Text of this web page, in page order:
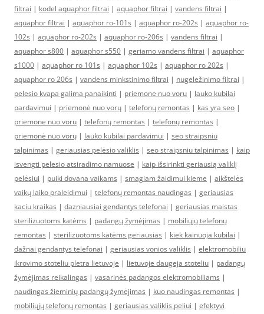
filtrai | kodel aquaphor filtrai | aquaphor filtrai | vandens filtrai |
aquaphor filtrai | aquaphor ro-101s | aquaphor ro-202s | aquaphor ro-
102s | aquaphor ro-202s | aquaphor ro-206s | vandens filtrai |
aquaphor s800 | aquaphor s550 | geriamo vandens filtrai | aquaphor
s1000 | aquaphor ro 101s | aquaphor 102s | aquaphor ro 202s |
aquaphor ro 206s | vandens minkstinimo filtrai | nugeležinimo filtrai |
pelesio kvapa galima panaikinti | priemone nuo voru | lauko kubilai
pardavimui | priemonė nuo vorų | telefonų remontas | kas yra seo |
priemone nuo voru | telefonų remontas | telefonų remontas |
priemonė nuo vorų | lauko kubilai pardavimui | seo straipsniu
talpinimas | geriausias pelėsio valiklis | seo straipsniu talpinimas | kaip
isvengti pelesio atsiradimo namuose | kaip išsirinkti geriausią valiklį
pelėsiui | puiki dovana vaikams | smagiam žaidimui kieme | aikštelės
vaikų laiko praleidimui | telefonų remontas naudingas | geriausias
kaciu kraikas | dazniausiai gendantys telefonai | geriausias maistas
sterilizuotoms katėms | padangų žymėjimas | mobiliųjų telefonų
remontas | sterilizuotoms katėms geriausias | kiek kainuoja kubilai |
dažnai gendantys telefonai | geriausias vonios valiklis | elektromobiliu
ikrovimo stoteliu pletra lietuvoje | lietuvoje daugeja stoteliu | padangų
žymėjimas reikalingas | vasarinės padangos elektromobiliams |
naudingas žieminių padangų žymėjimas | kuo naudingas remontas |
mobiliųjų telefonų remontas | geriausias valiklis peliui | efektyvi